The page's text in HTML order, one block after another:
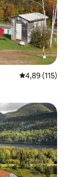
Średnia
4,89 (115)